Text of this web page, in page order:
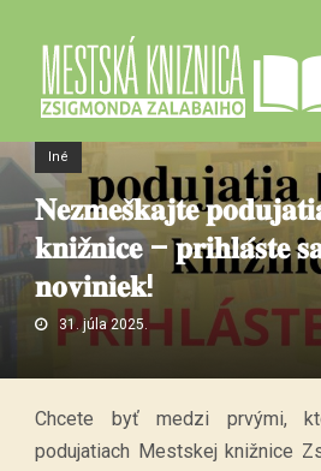
Iné
𝐍𝐞𝐳𝐦𝐞𝐬̌𝐤𝐚𝐣𝐭𝐞
𝐤𝐧𝐢𝐳̌𝐧𝐢𝐜𝐞 – 𝐩𝐫𝐢𝐡𝐥𝐚́𝐬𝐭𝐞
𝐧𝐨𝐯𝐢𝐧𝐢𝐞𝐤!
31. júla 2025.
Chcete byť medzi prvými,
podujatiach Mestskej knižnice